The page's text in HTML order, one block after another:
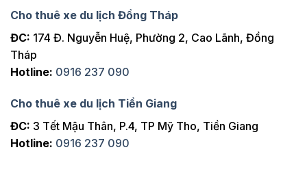
Cho thuê xe du lịch Đồng Tháp
ĐC: 174 Đ. Nguyễn Huệ, Phường 2, Cao Lãnh, Đồng
Tháp
Hotline: 0916 237 090
Cho thuê xe du lịch Tiền Giang
ĐC: 3 Tết Mậu Thân, P.4, TP Mỹ Tho, Tiền Giang
Hotline: 0916 237 090